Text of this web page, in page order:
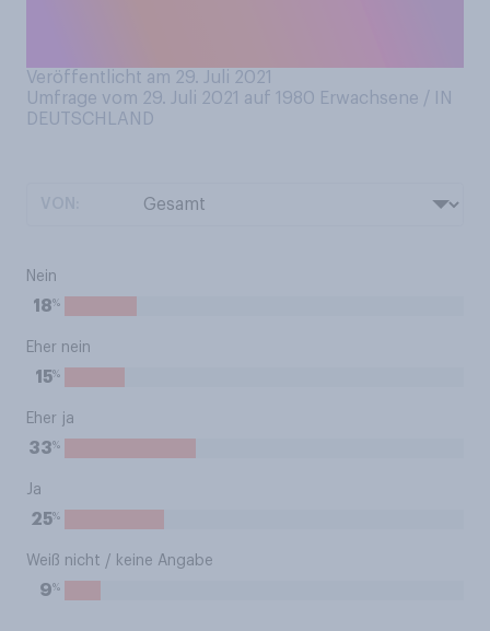
Veröffentlicht am 29. Juli 2021
Umfrage vom 29. Juli 2021 auf 1980 Erwachsene / IN
DEUTSCHLAND
Nein
18%
Eher nein
15%
Eher ja
33%
Ja
25%
Weiß nicht / keine Angabe
9%